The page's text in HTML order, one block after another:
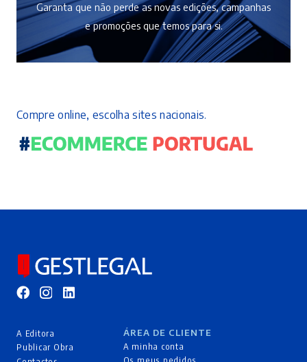
Garanta que não perde as novas edições, campanhas
e promoções que temos para si.
Compre online, escolha sites nacionais.
A Editora
Publicar Obra
ÁREA DE CLIENTE
A minha conta